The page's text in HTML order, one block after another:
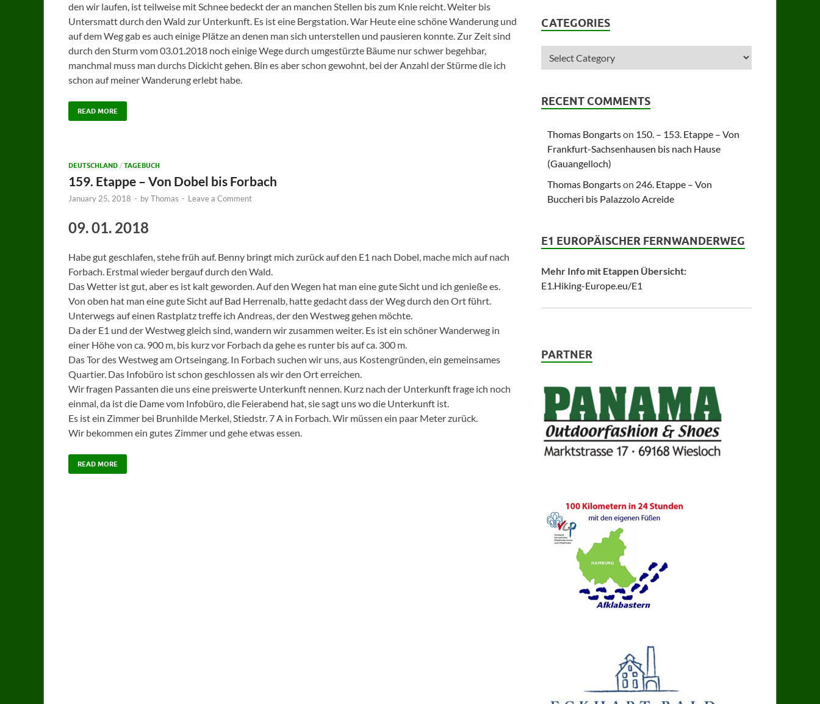
den wir laufen, ist teilweise mit Schnee bedeckt der an manchen Stellen bis zum Knie reicht. Weiter bis
Untersmatt durch den Wald zur Unterkunft. Es ist eine Bergstation. War Heute eine schöne Wanderung und
auf dem Weg gab es auch einige Plätze an denen man sich unterstellen und pausieren konnte. Zur Zeit sind
durch den Sturm vom 03.01.2018 noch einige Wege durch umgestürzte Bäume nur schwer begehbar,
manchmal muss man durchs Dickicht gehen. Bin es aber schon gewohnt, bei der Anzahl der Stürme die ich
schon auf meiner Wanderung erlebt habe.
READ MORE
DEUTSCHLAND / TAGEBUCH
159. Etappe – Von Dobel bis Forbach
January 25, 2018 - byThomas - Leave a Comment
09. 01. 2018
Habe gut geschlafen, stehe früh auf. Benny bringt mich zurück auf den E1 nach Dobel, mache mich auf nach
Forbach. Erstmal wieder bergauf durch den Wald.
Das Wetter ist gut, aber es ist kalt geworden. Auf den Wegen hat man eine gute Sicht und ich genieße es.
Von oben hat man eine gute Sicht auf Bad Herrenalb, hatte gedacht dass der Weg durch den Ort führt.
Unterwegs auf einen Rastplatz treffe ich Andreas, der den Westweg gehen möchte.
Da der E1 und der Westweg gleich sind, wandern wir zusammen weiter. Es ist ein schöner Wanderweg in
einer Höhe von ca. 900 m, bis kurz vor Forbach da gehe es runter bis auf ca. 300 m.
Das Tor des Westweg am Ortseingang. In Forbach suchen wir uns, aus Kostengründen, ein gemeinsames
Quartier. Das Infobüro ist schon geschlossen als wir den Ort erreichen.
Wir fragen Passanten die uns eine preiswerte Unterkunft nennen. Kurz nach der Unterkunft frage ich noch
einmal, da ist die Dame vom Infobüro, die Feierabend hat, sie sagt uns wo die Unterkunft ist.
Es ist ein Zimmer bei Brunhilde Merkel, Stiedstr. 7 A in Forbach. Wir müssen ein paar Meter zurück.
Wir bekommen ein gutes Zimmer und gehe etwas essen.
READ MORE
CATEGORIES
RECENT COMMENTS
Thomas Bongartson 150. – 153. Etappe – Von
Frankfurt-Sachsenhausen bis nach Hause
(Gauangelloch)
Thomas Bongartson 246. Etappe – Von
Buccheri bis Palazzolo Acreide
E1 EUROPÄISCHER FERNWANDERWEG
Mehr Info mit Etappen Übersicht:
E1.Hiking-Europe.eu/E1
PARTNER